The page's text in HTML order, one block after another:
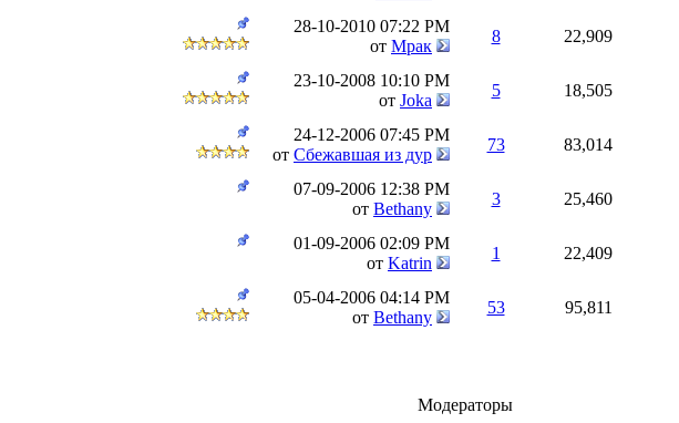
28-10-2010 07:22 PM
от Мрак
8 22,909
23-10-2008 10:10 PM
от Joka
5 18,505
24-12-2006 07:45 PM
от Сбежавшая из дур
73 83,014
07-09-2006 12:38 PM
от Bethany
3 25,460
01-09-2006 02:09 PM
от Katrin
1 22,409
05-04-2006 04:14 PM
от Bethany
53 95,811
Модераторы